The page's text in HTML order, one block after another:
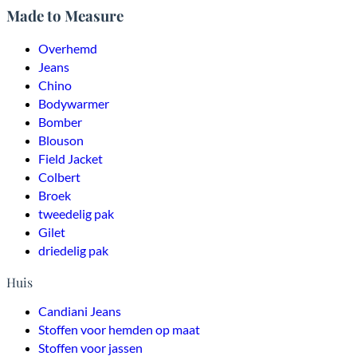
Made to Measure
Overhemd
Jeans
Chino
Bodywarmer
Bomber
Blouson
Field Jacket
Colbert
Broek
tweedelig pak
Gilet
driedelig pak
Huis
Candiani Jeans
Stoffen voor hemden op maat
Stoffen voor jassen